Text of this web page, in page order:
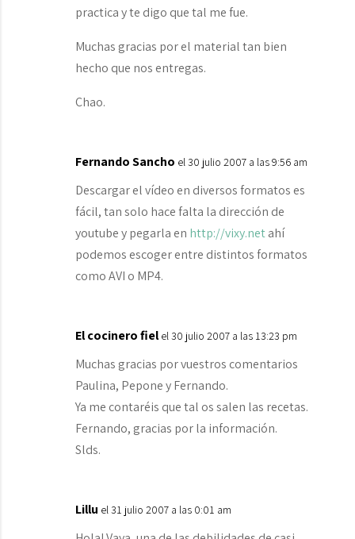
practica y te digo que tal me fue.
Muchas gracias por el material tan bien
hecho que nos entregas.
Chao.
Fernando Sancho el 30 julio 2007 a las 9:56 am
Descargar el vídeo en diversos formatos es
fácil, tan solo hace falta la dirección de
youtube y pegarla en http://vixy.netahí
podemos escoger entre distintos formatos
como AVI o MP4.
El cocinero fiel el 30 julio 2007 a las 13:23 pm
Muchas gracias por vuestros comentarios
Paulina, Pepone y Fernando.
Ya me contaréis que tal os salen las recetas.
Fernando, gracias por la información.
Slds.
Lillu el 31 julio 2007 a las 0:01 am